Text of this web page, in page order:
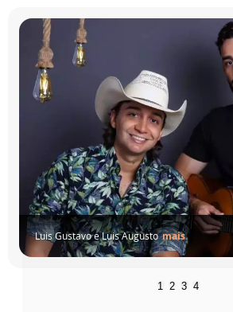
Luis Gustavo e Luis Augusto mais
1 2 3 4